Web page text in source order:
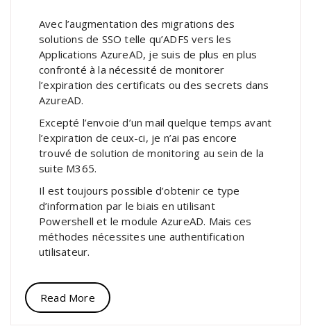
Avec l’augmentation des migrations des
solutions de SSO telle qu’ADFS vers les
Applications AzureAD, je suis de plus en plus
confronté à la nécessité de monitorer
l’expiration des certificats ou des secrets dans
AzureAD.
Excepté l’envoie d’un mail quelque temps avant
l’expiration de ceux-ci, je n’ai pas encore
trouvé de solution de monitoring au sein de la
suite M365.
Il est toujours possible d’obtenir ce type
d’information par le biais en utilisant
Powershell et le module AzureAD. Mais ces
méthodes nécessites une authentification
utilisateur.
Read More